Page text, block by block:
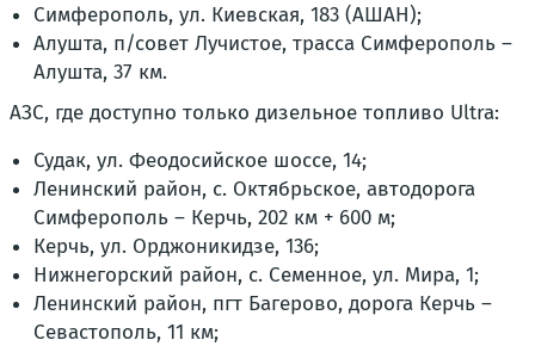
Симферополь, ул. Киевская, 183 (АШАН);
Алушта, п/совет Лучистое, трасса Симферополь –
Алушта, 37 км.
АЗС, где доступно только дизельное топливо Ultra:
Судак, ул. Феодосийское шоссе, 14;
Ленинский район, с. Октябрьское, автодорога
Симферополь – Керчь, 202 км + 600 м;
Керчь, ул. Орджоникидзе, 136;
Нижнегорский район, с. Семенное, ул. Мира, 1;
Ленинский район, пгт Багерово, дорога Керчь –
Севастополь, 11 км;